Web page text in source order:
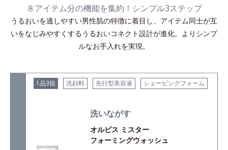
８アイテム分の機能を集約！シンプル3ステップ
うるおいを逃しやすい男性肌の特徴に着目し、アイテム同士が互
いをなじみやすくするうるおいコネクト設計が進化。よりシンプ
ルなお手入れを実現。
1品3役 洗顔料 先行型美容液 シェービングフォーム
洗いながす
オルビス ミスター
フォーミングウォッシュ